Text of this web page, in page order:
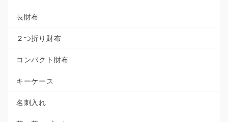
長財布
２つ折り財布
コンパクト財布
キーケース
名刺入れ